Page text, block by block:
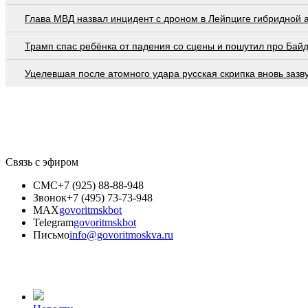
Глава МВД назвал инцидент с дроном в Лейпциге гибридной
Трамп спас ребёнка от падения со сцены и пошутил про
Уцелевшая после атомного удара русская скрипка вновь
Связь с эфиром
СМС+7 (925) 88-88-948
Звонок+7 (495) 73-73-948
MAXgovoritmskbot
Telegramgovoritmskbot
Письмоinfo@govoritmoskva.ru